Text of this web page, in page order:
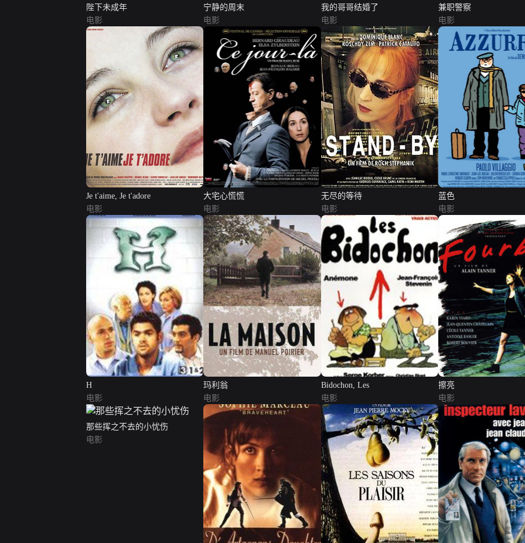
陛下未成年
电影
宁静的周末
电影
我的哥哥结婚了
电影
兼职警察
电影
Je t'aime, Je t'adore
电影
大宅心慌慌
电影
无尽的等待
电影
蓝色
电影
H
电影
玛利翁
电影
Bidochon, Les
电影
擦亮
电影
那些挥之不去的小忧伤
电影